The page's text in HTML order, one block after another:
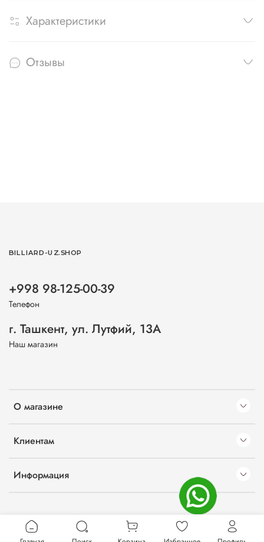
Характеристики
Отзывы
О магазине
Клиентам
Информация
BILLIARD-UZ.SHOP
+998 98-125-00-39
Телефон
г. Ташкент, ул. Лутфий, 13А
Наш магазин